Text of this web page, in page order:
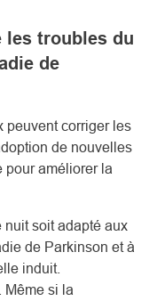
les troubles du
de
peuvent corriger les
de nouvelles
pour améliorer la
nuit soit adapté aux
de Parkinson et à
induit.
Même si la